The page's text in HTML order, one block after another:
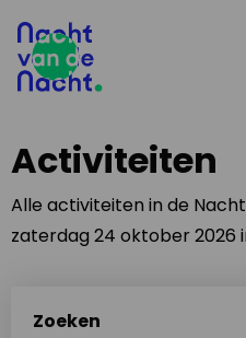
Activiteiten
Alle activiteiten in de
zaterdag 24 oktober 2026
Zoeken